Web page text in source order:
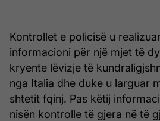
Kontrollet e policisë u
informacioni për një mjet të
kryente lëvizje të
nga Italia dhe duke u larguar
shtetit fqinj. Pas këtij
nisën kontrolle të gjera në të